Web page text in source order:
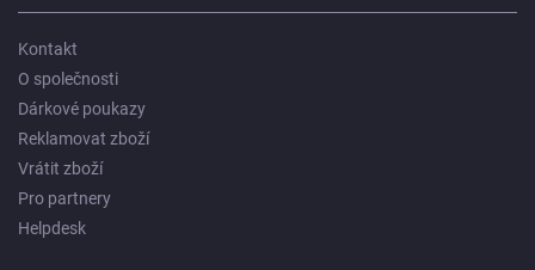
Kontakt
O společnosti
Dárkové poukazy
Reklamovat zboží
Vrátit zboží
Pro partnery
Helpdesk